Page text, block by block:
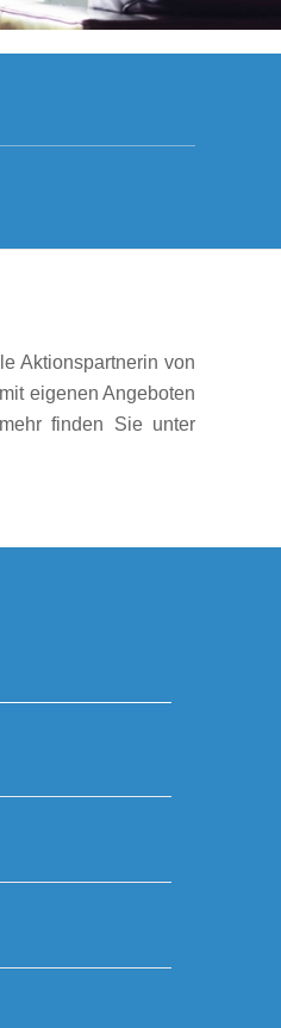
Aktionspartnerin von
eigenen Angeboten
finden Sie unter